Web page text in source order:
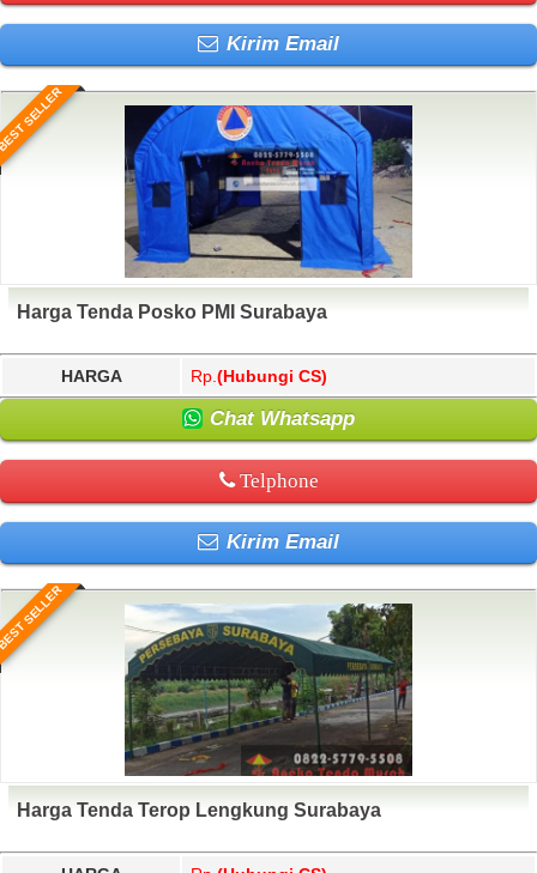
Kirim Email
SELLER
Harga Tenda Posko PMI Surabaya
HARGA Rp. (Hubungi CS)
Chat Whatsapp
Telphone
Kirim Email
SELLER
Harga Tenda Terop Lengkung Surabaya